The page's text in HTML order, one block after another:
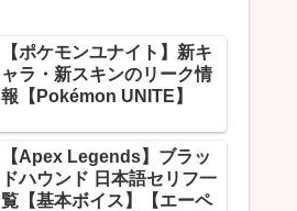
【ポケモンユナイト】新キ
ャラ・新スキンのリーク情
報【Pokémon UNITE】
【Apex Legends】ブラッ
ドハウンド 日本語セリフ一
覧【基本ボイス】【エーペ